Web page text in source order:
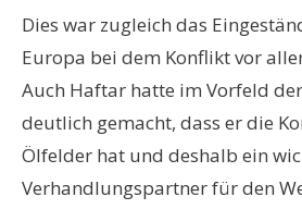
Dies war zugleich das
Europa bei dem Konflikt vor
Auch Haftar hatte im Vorfeld
deutlich gemacht, dass er die
Ölfelder hat und deshalb ein
Verhandlungspartner für den